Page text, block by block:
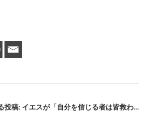
投稿: イエスが「自分を信じる者は皆救わ…